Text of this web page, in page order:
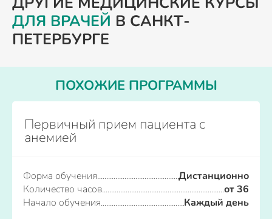
ДЛЯ ВРАЧЕЙ В САНКТ-
ПЕТЕРБУРГЕ
ПОХОЖИЕ ПРОГРАММЫ
Первичный прием пациента с
анемией
Форма обучения
Дистанционно
Количество часов
от 36
Начало обучения
Каждый день